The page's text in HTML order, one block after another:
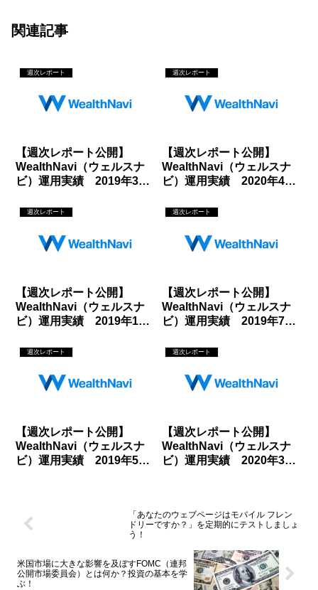
関連記事
週次レポート
【週次レポート公開】
WealthNavi（ウェルスナ
ビ）運用実績 2019年3月
週次レポート
【週次レポート公開】
WealthNavi（ウェルスナ
ビ）運用実績 2020年4月
週次レポート
【週次レポート公開】
WealthNavi（ウェルスナ
ビ）運用実績 2019年11
週次レポート
【週次レポート公開】
WealthNavi（ウェルスナ
ビ）運用実績 2019年7月
週次レポート
【週次レポート公開】
WealthNavi（ウェルスナ
ビ）運用実績 2019年5月
週次レポート
【週次レポート公開】
WealthNavi（ウェルスナ
ビ）運用実績 2020年3月
「あなたのウェブページはモバイル フレン
ドリーですか？」を定期的にテストしましょ
う！
米国市場に大きな影響を及ぼすFOMC（連邦
公開市場委員会）とは何か？投資の基本を学
ぶ！